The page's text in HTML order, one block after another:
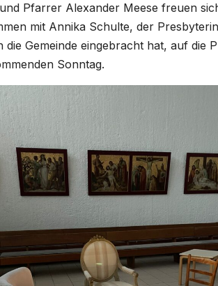
Pfar­rer Alex­an­der Mee­se freu­en
mit Anni­ka Schul­te, der
die Gemein­de ein­ge­bracht hat, auf die
Sonn­tag.